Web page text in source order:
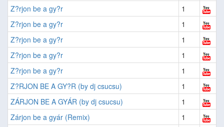
Z?rjon be a gy?r
1
Z?rjon be a gy?r
1
Z?rjon be a gy?r
1
Z?rjon be a gy?r
1
Z?rjon be a gy?r
1
Z?RJON BE A GY?R (by dj csucsu)
1
ZÁRJON BE A GYÁR (by dj csucsu)
1
Zárjon be a gyár (Remix)
1